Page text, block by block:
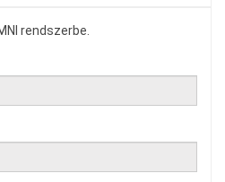
rendszerbe.